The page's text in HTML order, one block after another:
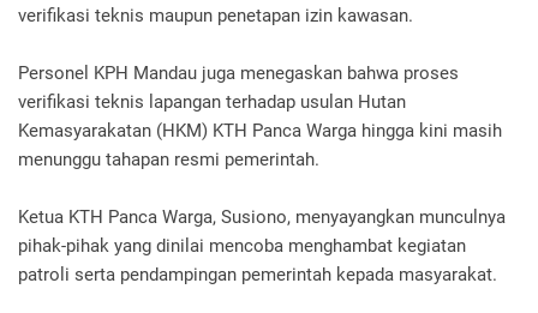
verifikasi teknis maupun penetapan izin kawasan.
Personel KPH Mandau juga menegaskan bahwa proses
verifikasi teknis lapangan terhadap usulan Hutan
Kemasyarakatan (HKM) KTH Panca Warga hingga kini masih
menunggu tahapan resmi pemerintah.
Ketua KTH Panca Warga, Susiono, menyayangkan munculnya
pihak-pihak yang dinilai mencoba menghambat kegiatan
patroli serta pendampingan pemerintah kepada masyarakat.